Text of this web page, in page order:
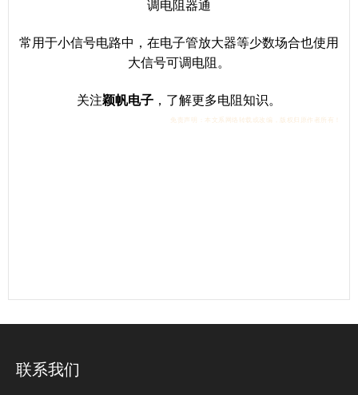
调电阻器通
常用于小信号电路中，在电子管放大器等少数场合也使用
大信号可调电阻。
关注颖帆电子 ，了解更多电阻知识。
免责声明：本文系网络转载或改编，版权归原作者所有
联系我们